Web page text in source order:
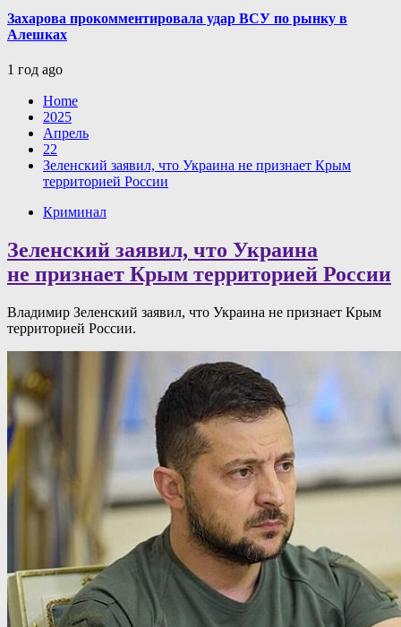
Захарова прокомментировала удар ВСУ по рынку в
Алешках
1 год ago
Home
2025
Апрель
22
Зеленский заявил, что Украина не признает Крым
территорией России
Криминал
Зеленский заявил, что Украина
не признает Крым территорией России
Владимир Зеленский заявил, что Украина не признает Крым
территорией России.